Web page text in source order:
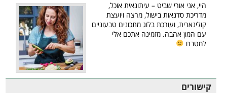
היי, אני אורי שביט – עיתונאית אוכל,
מדריכת סדנאות בישול, מרצה ויועצת
קולינארית, ועורכת בלוג מתכונים טבעוניים
עם המון אהבה. מזמינה אתכם אלי
למטבח
קישורים